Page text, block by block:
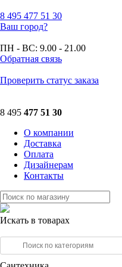
8 495 477 51 30
Ваш город?
ПН - ВС: 9.00 - 21.00
Обратная связь
Проверить статус заказа
8 495 477 51 30
О компании
Доставка
Оплата
Дизайнерам
Контакты
Искать в товарах